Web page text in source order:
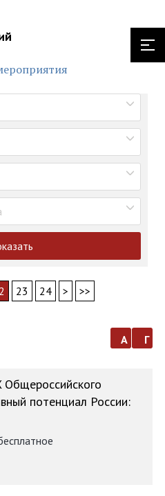
23 24 > >>
а г
потенциал России: